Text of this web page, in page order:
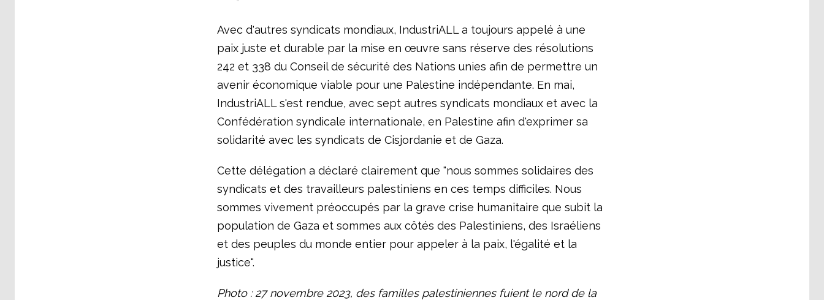
Avec d'autres syndicats mondiaux, IndustriALL a toujours appelé à une
paix juste et durable par la mise en œuvre sans réserve des résolutions
242 et 338 du Conseil de sécurité des Nations unies afin de permettre un
avenir économique viable pour une Palestine indépendante. En mai,
IndustriALL s'est rendue, avec sept autres syndicats mondiaux et avec la
Confédération syndicale internationale, en Palestine afin d'exprimer sa
solidarité avec les syndicats de Cisjordanie et de Gaza.
Cette délégation a déclaré clairement que "nous sommes solidaires des
syndicats et des travailleurs palestiniens en ces temps difficiles. Nous
sommes vivement préoccupés par la grave crise humanitaire que subit la
population de Gaza et sommes aux côtés des Palestiniens, des Israéliens
et des peuples du monde entier pour appeler à la paix, l'égalité et la
justice".
Photo : 27 novembre 2023, des familles palestiniennes fuient le nord de la